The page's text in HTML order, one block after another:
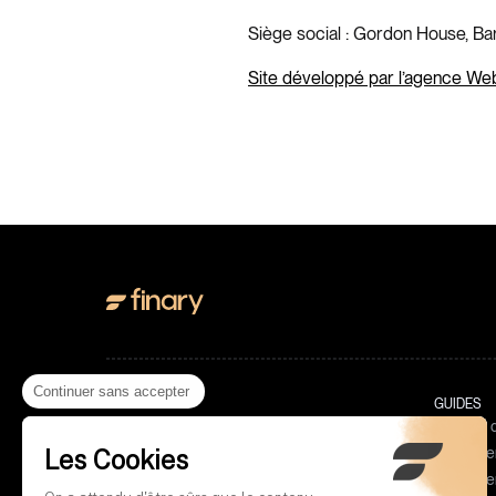
Continuer sans accepter
Les Cookies
Siège social : Gordon House,
Site développé par l’agence
Investir en crypto
GUIDES
Gestion
Investir
Investir